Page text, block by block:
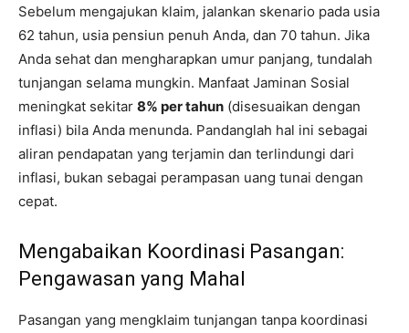
Sebelum mengajukan klaim, jalankan skenario pada usia
62 tahun, usia pensiun penuh Anda, dan 70 tahun. Jika
Anda sehat dan mengharapkan umur panjang, tundalah
tunjangan selama mungkin. Manfaat Jaminan Sosial
meningkat sekitar 8% per tahun (disesuaikan dengan
inflasi) bila Anda menunda. Pandanglah hal ini sebagai
aliran pendapatan yang terjamin dan terlindungi dari
inflasi, bukan sebagai perampasan uang tunai dengan
cepat.
Mengabaikan Koordinasi Pasangan:
Pengawasan yang Mahal
Pasangan yang mengklaim tunjangan tanpa koordinasi